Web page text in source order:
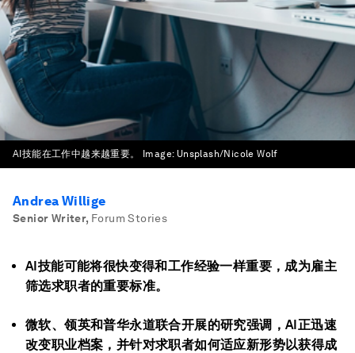
AI技能在工作中越来越重要。 Image: Unsplash/Nicole Wolf
Andrea Willige
Senior Writer, Forum Stories
AI技能可能将很快变得和工作经验一样重要，成为雇主
筛选求职者的重要标准。
微软、领英和普华永道联合开展的研究强调，AI正迅速
改变职业档案，并针对求职者如何适应新形势以获得成